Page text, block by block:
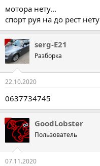
мотора нету...
спорт руя на до рест нету
serg-E21
Разборка
22.10.2020
0637734745
GoodLobster
Пользователь
07.11.2020